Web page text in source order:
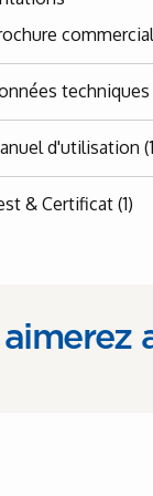
techniques
d'utilisation
& Certificat (1)